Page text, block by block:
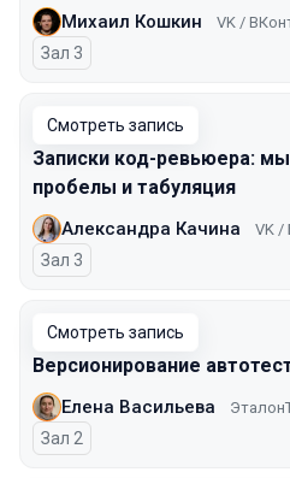
Михаил Кошкин VK /
Зал 3
Смотреть запись
Записки код-ревьюера:
пробелы и табуляция
Александра Качина VK /
Зал 3
Смотреть запись
Версионирование
Елена Васильева
Зал 2